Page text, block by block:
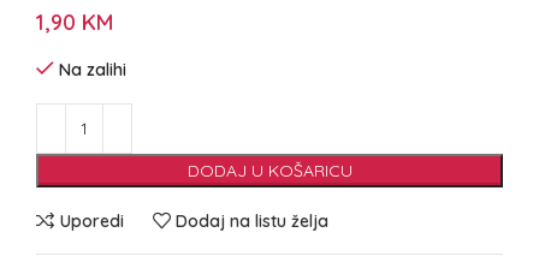
1,90 KM
Na zalihi
DODAJ U KOŠARICU
Uporedi Dodaj na listu želja